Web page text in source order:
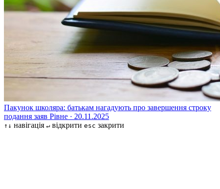
Пакунок школяра: батькам нагадують про завершення строку
подання заяв Рівне · 20.11.2025
↑↓ навігація ↵ відкрити esc закрити